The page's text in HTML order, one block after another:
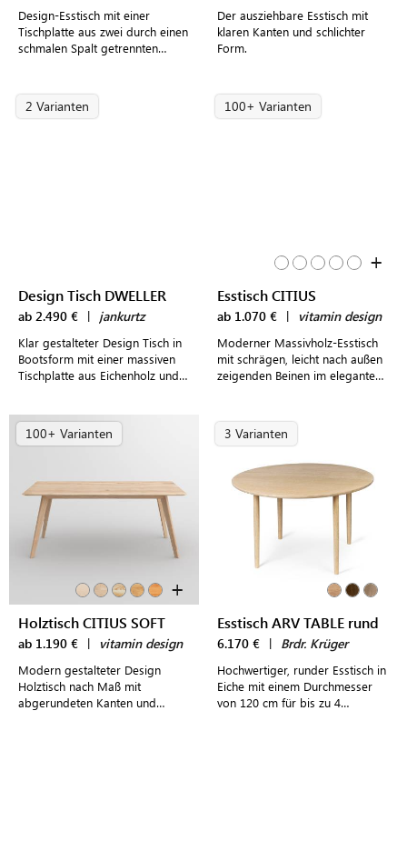
Design-Esstisch mit einer
Tischplatte aus zwei durch einen
schmalen Spalt getrennten
Der ausziehbare Esstisch mit
klaren Kanten und schlichter
Form.
2 Varianten
Design Tisch DWELLER
ab 2.490 € | jankurtz
Klar gestalteter Design Tisch in
Bootsform mit einer massiven
Tischplatte aus Eichenholz und
100+ Varianten
+
Esstisch CITIUS
ab 1.070 € | vitamin design
Moderner Massivholz-Esstisch
mit schrägen, leicht nach außen
zeigenden Beinen im eleganten
100+ Varianten
+
Holztisch CITIUS SOFT
ab 1.190 € | vitamin design
Modern gestalteter Design
Holztisch nach Maß mit
abgerundeten Kanten und
3 Varianten
Esstisch ARV TABLE rund
6.170 € | Brdr. Krüger
Hochwertiger, runder Esstisch in
Eiche mit einem Durchmesser
von 120 cm für bis zu 4